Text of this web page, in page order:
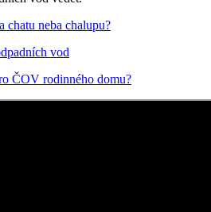
neba chalupu?
vod
ČOV rodinného domu?